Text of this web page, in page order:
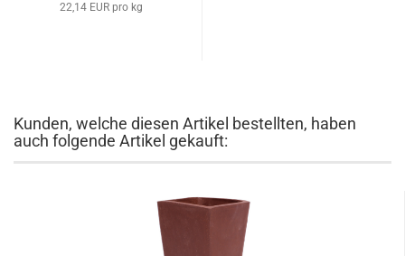
22,14 EUR pro kg
Kunden, welche diesen Artikel bestellten, haben
auch folgende Artikel gekauft: